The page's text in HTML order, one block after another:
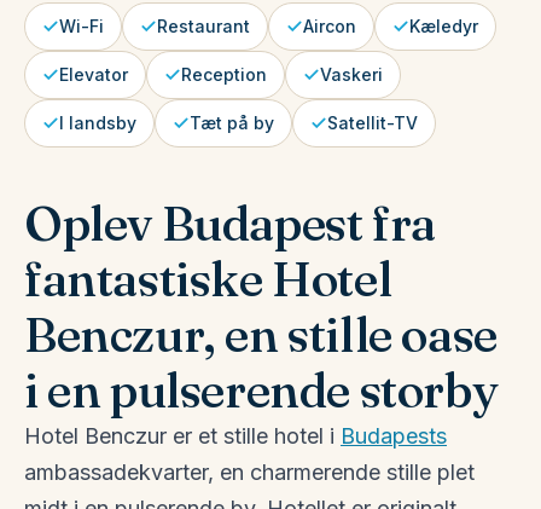
Wi-Fi Restaurant Aircon Kæledyr
Elevator Reception Vaskeri
I landsby Tæt på by Satellit-TV
Oplev Budapest fra
fantastiske Hotel
Benczur, en stille oase
i en pulserende storby
Hotel Benczur er et stille hotel i Budapests
ambassadekvarter, en charmerende stille plet